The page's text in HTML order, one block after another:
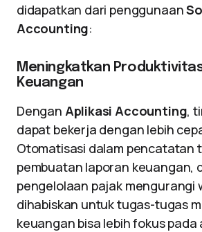
didapatkan dari penggunaan
Accounting:
Meningkatkan
Keuangan
Dengan Aplikasi Accounting,
dapat bekerja dengan lebih
Otomatisasi dalam pencatatan
pembuatan laporan keuangan,
pengelolaan pajak mengurangi
dihabiskan untuk tugas-tugas
keuangan bisa lebih fokus pada